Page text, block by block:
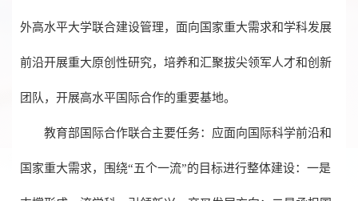
外高水平大学联合建设管理，面向国家重大需求和学科发展
前沿开展重大原创性研究，培养和汇聚拔尖领军人才和创新
团队，开展高水平国际合作的重要基地。
教育部国际合作联合主要任务：应面向国际科学前沿和
国家重大需求，围绕“五个一流”的目标进行整体建设：一是